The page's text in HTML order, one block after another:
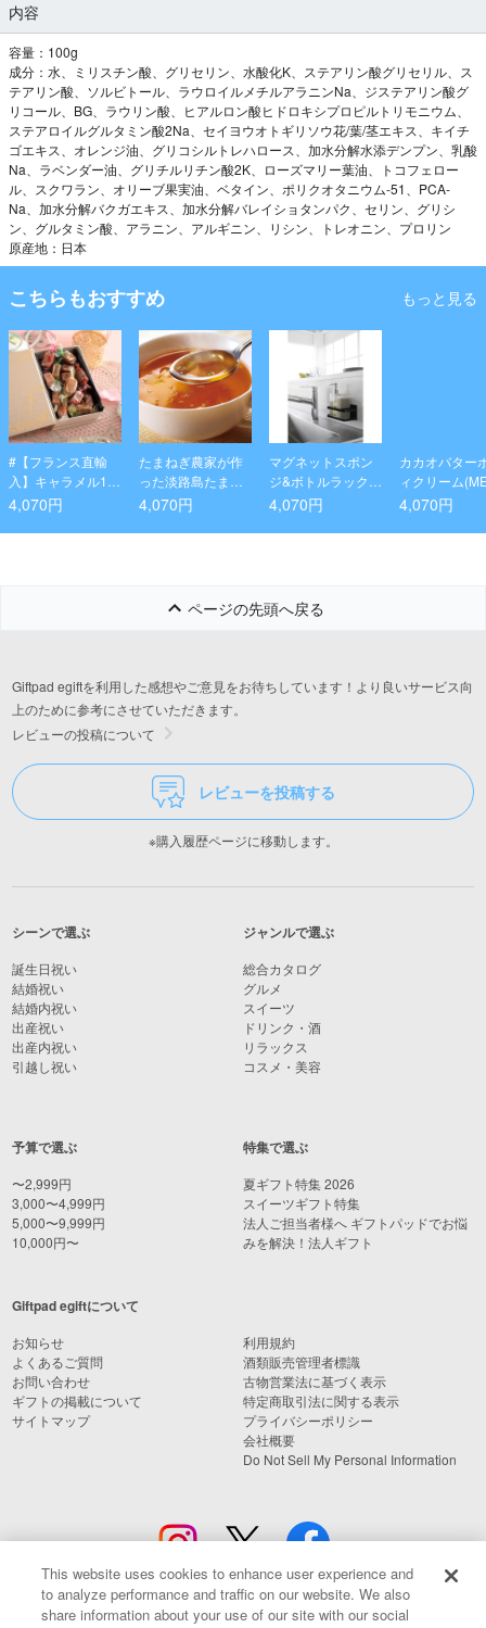
内容
容量：100g
成分：水、ミリスチン酸、グリセリン、水酸化K、ステアリン酸グリセリル、ス
テアリン酸、ソルビトール、ラウロイルメチルアラニンNa、ジステアリン酸グ
リコール、BG、ラウリン酸、ヒアルロン酸ヒドロキシプロピルトリモニウム、
ステアロイルグルタミン酸2Na、セイヨウオトギリソウ花/葉/茎エキス、キイチ
ゴエキス、オレンジ油、グリコシルトレハロース、加水分解水添デンプン、乳酸
Na、ラベンダー油、グリチルリチン酸2K、ローズマリー葉油、トコフェロー
ル、スクワラン、オリーブ果実油、ベタイン、ポリクオタニウム-51、PCA-
Na、加水分解バクガエキス、加水分解バレイショタンパク、セリン、グリシ
ン、グルタミン酸、アラニン、アルギニン、リシン、トレオニン、プロリン
原産地：日本
こちらもおすすめ もっと見る
#【フランス直輸
入】キャラメル16
粒入り・ブック型
4,070円
たまねぎ農家が作
った淡路島たまね
ぎスープ 50食
4,070円
マグネットスポン
ジ&ボトルラック
タワー ブラック
4,070円
カカオバター
ィクリーム
HE)
4,070円
ページの先頭へ戻る
Giftpad egiftを利用した感想やご意見をお待ちしています！より良いサービス向
上のために参考にさせていただきます。
レビューの投稿について
レビューを投稿する
※購入履歴ページに移動します。
シーンで選ぶ
誕生日祝い
結婚祝い
結婚内祝い
出産祝い
出産内祝い
引越し祝い
予算で選ぶ
〜2,999円
3,000〜4,999円
5,000〜9,999円
10,000円〜
ジャンルで選ぶ
総合カタログ
グルメ
スイーツ
ドリンク・酒
リラックス
コスメ・美容
特集で選ぶ
夏ギフト特集 2026
スイーツギフト特集
法人ご担当者様へ ギフトパッドでお悩
みを解決！法人ギフト
Giftpad egiftについて
お知らせ
よくあるご質問
お問い合わせ
ギフトの掲載について
サイトマップ
利用規約
酒類販売管理者標識
古物営業法に基づく表示
特定商取引法に関する表示
プライバシーポリシー
会社概要
Do Not Sell My Personal Information
This website uses cookies to enhance user experience and
to analyze performance and traffic on our website. We also
share information about your use of our site with our social